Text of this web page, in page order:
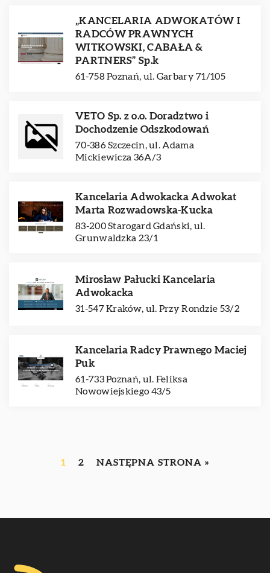
„KANCELARIA ADWOKATÓW I
RADCÓW PRAWNYCH
WITKOWSKI, CABAŁA &
PARTNERS” Sp.k
61-758 Poznań, ul. Garbary 71/105
VETO Sp. z o.o. Doradztwo i
Dochodzenie Odszkodowań
70-386 Szczecin, ul. Adama
Mickiewicza 36A/3
Kancelaria Adwokacka Adwokat
Marta Rozwadowska-Kucka
83-200 Starogard Gdański, ul.
Grunwaldzka 23/1
Mirosław Pałucki Kancelaria
Adwokacka
31-547 Kraków, ul. Przy Rondzie 53/2
Kancelaria Radcy Prawnego Maciej
Puk
61-733 Poznań, ul. Feliksa
Nowowiejskiego 43/5
1 2 NASTĘPNA STRONA »